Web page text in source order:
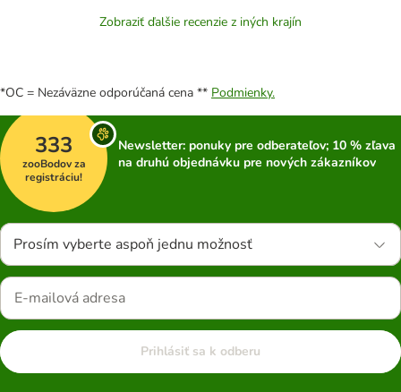
Zobraziť ďalšie recenzie z iných krajín
*OC = Nezáväzne odporúčaná cena ** Podmienky.
333
zooBodov za
registráciu!
Newsletter: ponuky pre odberateľov; 10 % zľava
na druhú objednávku pre nových zákazníkov
Prosím vyberte aspoň jednu možnosť
Prihlásiť sa k odberu